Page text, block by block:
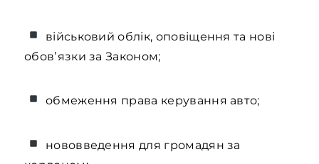
військовий облік, оповіщення та нові
обовʼязки за Законом;
обмеження права керування авто;
нововведення для громадян за